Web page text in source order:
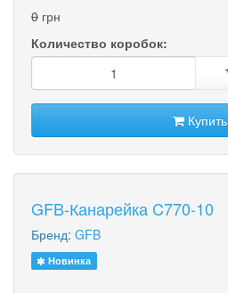
0 грн
Количество коробок:
Купить
GFB-Канарейка C770-10
Бренд: GFB
Новинка